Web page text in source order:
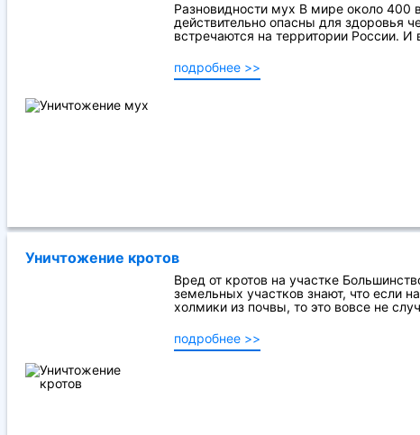
Разновидности мух В мире около 400
действительно опасны для здоровья
встречаются на территории России. И
подробнее >>
Уничтожение кротов
Вред от кротов на участке
земельных участков знают, что если
холмики из почвы, то это вовсе не
подробнее >>